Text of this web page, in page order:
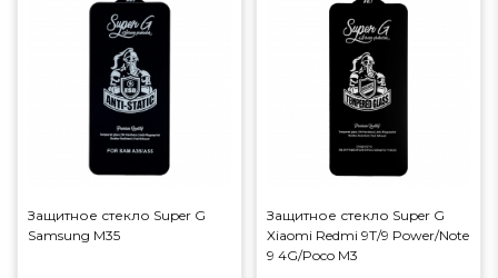
Защитное стекло Super G
Samsung M35
Защитное стекло Super G
Xiaomi Redmi 9T/9 Power/Note
9 4G/Poco M3